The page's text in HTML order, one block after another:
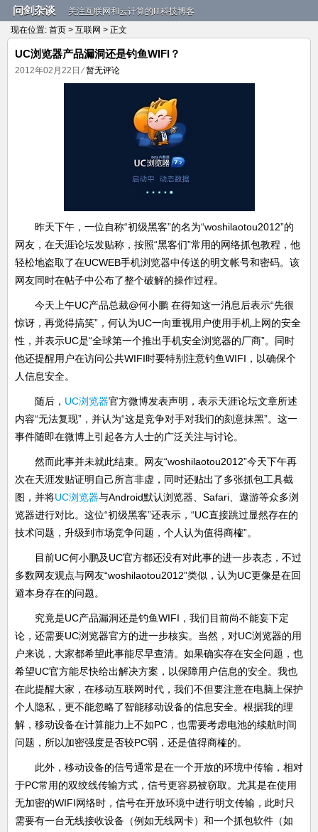
问剑杂谈
关注互联网和云计算的IT科技博客
现在位置: 首页 > 互联网 > 正文
UC浏览器产品漏洞还是钓鱼WIFI？
2012年02月22日 ⁄暂无评论
昨天下午，一位自称“初级黑客”的名为“woshilaotou2012”的
网友，在天涯论坛发贴称，按照“黑客们”常用的网络抓包教程，他
轻松地盗取了在UCWEB手机浏览器中传送的明文帐号和密码。该
网友同时在帖子中公布了整个破解的操作过程。
今天上午UC产品总裁@何小鹏 在得知这一消息后表示“先很
惊讶，再觉得搞笑”，何认为UC一向重视用户使用手机上网的安全
性，并表示UC是“全球第一个推出手机安全浏览器的厂商”。同时
他还提醒用户在访问公共WIFI时要特别注意钓鱼WIFI，以确保个
人信息安全。
随后， UC浏览器官方微博发表声明，表示天涯论坛文章所述
内容“无法复现”，并认为“这是竞争对手对我们的刻意抹黑”。这一
事件随即在微博上引起各方人士的广泛关注与讨论。
然而此事并未就此结束。网友“woshilaotou2012”今天下午再
次在天涯发贴证明自己所言非虚，同时还贴出了多张抓包工具截
图，并将UC浏览器与Android默认浏览器、Safari、遨游等众多浏
览器进行对比。这位“初级黑客”还表示，“UC直接跳过显然存在的
技术问题，升级到市场竞争问题，个人认为值得商榷”。
目前UC何小鹏及UC官方都还没有对此事的进一步表态，不过
多数网友观点与网友“woshilaotou2012”类似，认为UC更像是在回
避本身存在的问题。
究竟是UC产品漏洞还是钓鱼WIFI，我们目前尚不能妄下定
论，还需要UC浏览器官方的进一步核实。当然，对UC浏览器的用
户来说，大家都希望此事能尽早查清。如果确实存在安全问题，也
希望UC官方能尽快给出解决方案，以保障用户信息的安全。我也
在此提醒大家，在移动互联网时代，我们不但要注意在电脑上保护
个人隐私，更不能忽略了智能移动设备的信息安全。根据我的理
解，移动设备在计算能力上不如PC，也需要考虑电池的续航时间
问题，所以加密强度是否较PC弱，还是值得商榷的。
此外，移动设备的信号通常是在一个开放的环境中传输，相对
于PC常用的双绞线传输方式，信号更容易被窃取。尤其是在使用
无加密的WIFI网络时，信号在开放环境中进行明文传输，此时只
需要有一台无线接收设备（例如无线网卡）和一个抓包软件（如